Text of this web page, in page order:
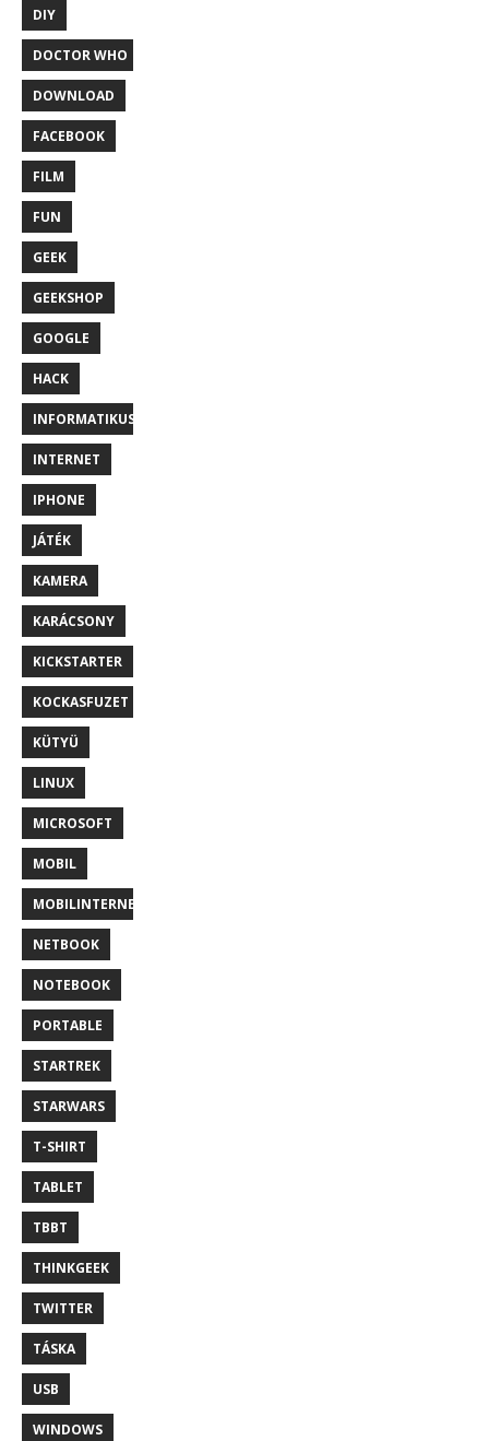
DIY
DOCTOR WHO
DOWNLOAD
FACEBOOK
FILM
FUN
GEEK
GEEKSHOP
GOOGLE
HACK
INFORMATIKUS
INTERNET
IPHONE
JÁTÉK
KAMERA
KARÁCSONY
KICKSTARTER
KOCKASFUZET
KÜTYÜ
LINUX
MICROSOFT
MOBIL
MOBILINTERNET
NETBOOK
NOTEBOOK
PORTABLE
STARTREK
STARWARS
T-SHIRT
TABLET
TBBT
THINKGEEK
TWITTER
TÁSKA
USB
WINDOWS